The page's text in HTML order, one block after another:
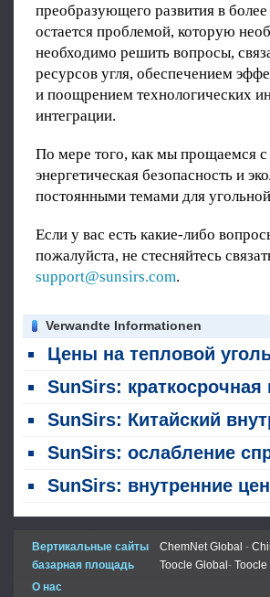
преобразующего развития в
остается проблемой, которую
необходимо решить вопросы,
ресурсов угля, обеспечением
и поощрением технологических
интеграции.
По мере того, как мы прощаемся
энергетическая безопасность и
постоянными темами для
Если у вас есть какие-либо
пожалуйста, не стесняйтесь
support@sunsirs.com.
Verwandte Informationen
Цены на тепловой уголь в Китае колеблются в узком диапазоне на фоне буксировой
SunSirs: краткосрочная широкая волатильность
SunSirs: Китайский внутренний рынок коксированного угля
SunSirs: ослабление спроса на внутренний уголь для кожирования;
SunSirs: внутренние цены на тепловой уголь стабилизируются и восстанавливаются,
Вертикальные сайты ChemNet Global -
базарная площадь
Toocle Global- Toocle
О нас